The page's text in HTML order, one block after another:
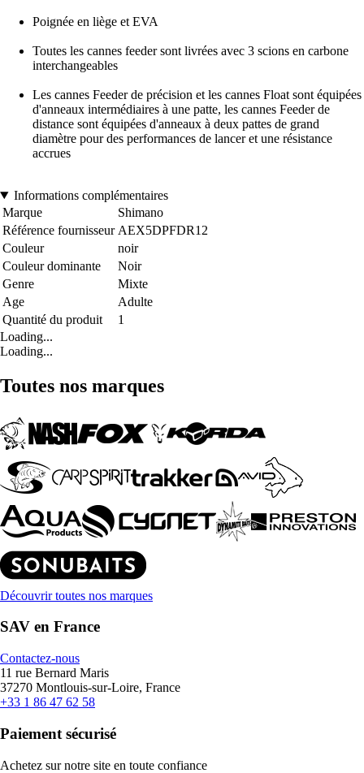
Poignée en liège et EVA
Toutes les cannes feeder sont livrées avec 3 scions en carbone
interchangeables
Les cannes Feeder de précision et les cannes Float sont équipées
d'anneaux intermédiaires à une patte, les cannes Feeder de
distance sont équipées d'anneaux à deux pattes de grand
diamètre pour des performances de lancer et une résistance
accrues
Informations complémentaires
Marque
Shimano
Référence fournisseur AEX5DPFDR12
Couleur
noir
Couleur dominante
Noir
Genre
Mixte
Age
Adulte
Quantité du produit
1
Loading...
Loading...
Toutes nos marques
Découvrir toutes nos marques
SAV en France
Contactez-nous
11 rue Bernard Maris
37270 Montlouis-sur-Loire, France
+33 1 86 47 62 58
Paiement sécurisé
Achetez sur notre site en toute confiance